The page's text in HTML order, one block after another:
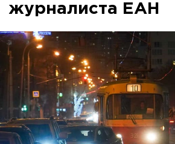
журналиста ЕАН